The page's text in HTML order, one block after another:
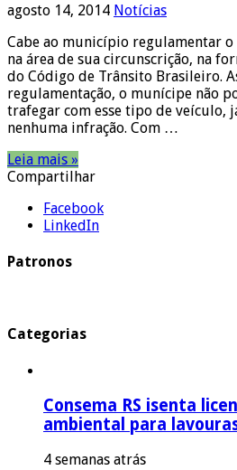
agosto 14, 2014 Notícias
Cabe ao município regulamentar
na área de sua circunscrição, na
do Código de Trânsito Brasileiro.
regulamentação, o munícipe não
trafegar com esse tipo de veículo,
nenhuma infração. Com …
Leia mais »
Compartilhar
Facebook
LinkedIn
Patronos
Categorias
Consema RS isenta
ambiental para
4 semanas atrás